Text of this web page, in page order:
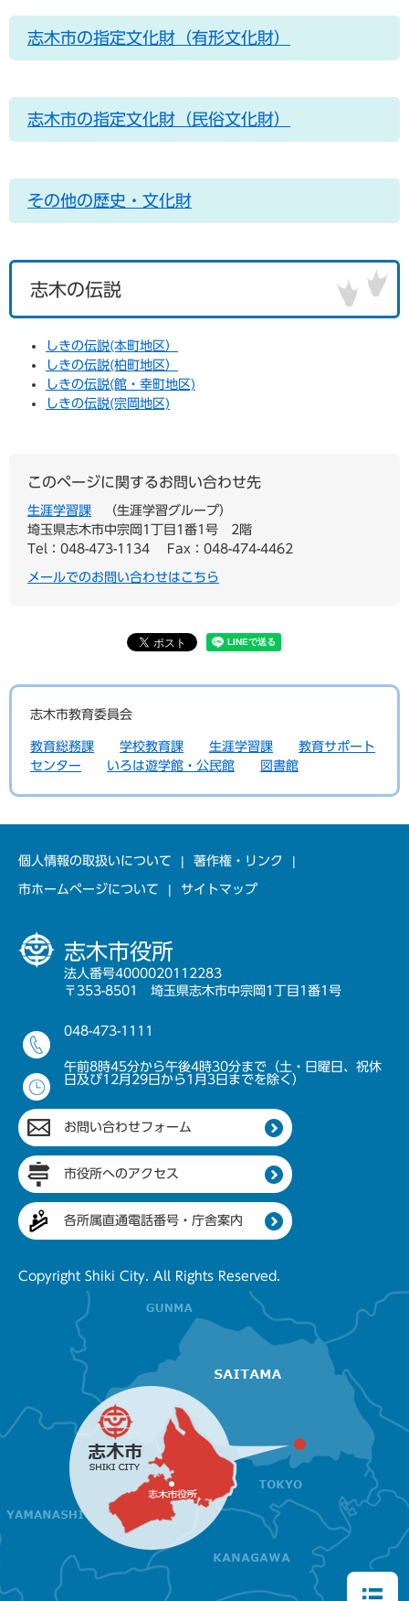
志木市の指定文化財（有形文化財）
志木市の指定文化財（民俗文化財）
その他の歴史・文化財
志木の伝説
しきの伝説(本町地区）
しきの伝説(柏町地区）
しきの伝説(館・幸町地区)
しきの伝説(宗岡地区)
このページに関するお問い合わせ先
生涯学習課
生涯学習グループ
埼玉県志木市中宗岡1丁目1番1号 2階
Tel：048-473-1134
Fax：048-474-4462
メールでのお問い合わせはこちら
志木市教育委員会
教育総務課 学校教育課 生涯学習課
教育サポート
センター
いろは遊学館・公民館 図書館
個人情報の取扱いについて 著作権・リンク
市ホームページについて サイトマップ
志木市役所
法人番号4000020112283
〒353-8501 埼玉県志木市中宗岡1丁目1番1号
048-473-1111
午前8時45分から午後4時30分まで（土・日曜日、祝休
日及び12月29日から1月3日までを除く）
お問い合わせフォーム
市役所へのアクセス
各所属直通電話番号・庁舎案内
Copyright Shiki City. All Rights Reserved.